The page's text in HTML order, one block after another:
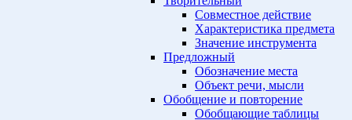
Совместное действие
Характеристика предмета
Значение инструмента
Предложный
Обозначение места
Объект речи, мысли
Обобщение и повторение
Обобщающие таблицы